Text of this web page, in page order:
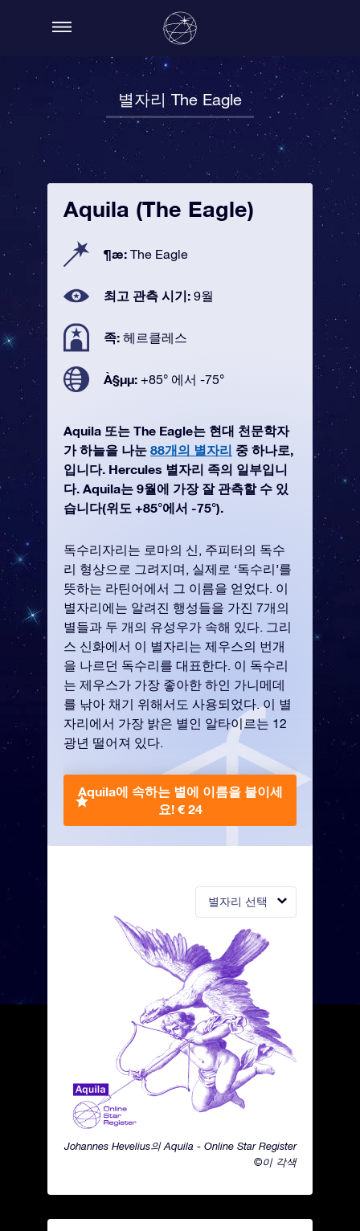
별자리 The Eagle
별자리 선택
Johannes Hevelius의 Aquila - Online Star Register
©이 각색
Aquila (The Eagle)
¶æ: The Eagle
최고 관측 시기: 9월
족: 헤르클레스
À§µµ: +85° 에서 -75°
Aquila 또는 The Eagle는 현대 천문학자
가 하늘을 나눈 88개의 별자리 중 하나로,
입니다. Hercules 별자리 족의 일부입니
다. Aquila는 9월에 가장 잘 관측할 수 있
습니다(위도 +85°에서 -75°).
독수리자리는 로마의 신, 주피터의 독수
리 형상으로 그려지며, 실제로 ‘독수리’를
뜻하는 라틴어에서 그 이름을 얻었다. 이
별자리에는 알려진 행성들을 가진 7개의
별들과 두 개의 유성우가 속해 있다. 그리
스 신화에서 이 별자리는 제우스의 번개
을 나르던 독수리를 대표한다. 이 독수리
는 제우스가 가장 좋아한 하인 가니메데
를 낚아 채기 위해서도 사용되었다. 이 별
자리에서 가장 밝은 별인 알타이르는 12
광년 떨어져 있다.
Aquila에 속하는 별에 이름을 붙이세
요! € 24